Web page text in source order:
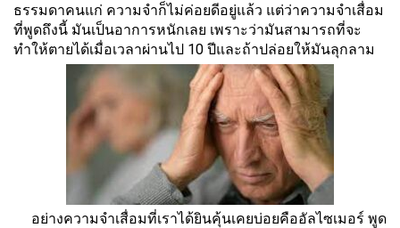
ธรรมดาคนแก่ ความจำก็ไม่ค่อยดีอยู่แล้ว แต่ว่าความจำเสื่อม
ที่พูดถึงนี้ มันเป็นอาการหนักเลย เพราะว่ามันสามารถที่จะ
ทำให้ตายได้เมื่อเวลาผ่านไป 10 ปีและถ้าปล่อยให้มันลุกลาม
อย่างความจำเสื่อมที่เราได้ยินคุ้นเคยบ่อยคืออัลไซเมอร์ พูด